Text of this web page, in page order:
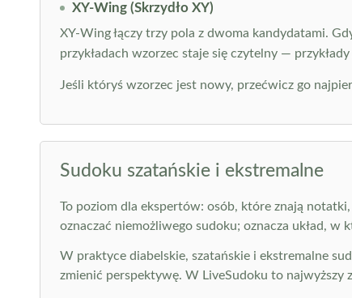
XY-Wing (Skrzydło XY)
XY-Wing łączy trzy pola z dwoma kandydatami.
przykładach wzorzec staje się czytelny —
Jeśli któryś wzorzec jest nowy, przećwicz go
Sudoku szatańskie i ekstremalne
To poziom dla ekspertów: osób, które znają
oznaczać niemożliwego sudoku; oznacza układ, w
W praktyce diabelskie, szatańskie i ekstremalne
zmienić perspektywę. W LiveSudoku to najwyższy